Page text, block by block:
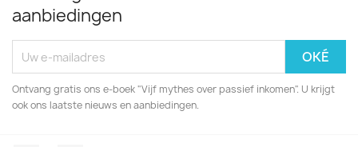
aanbiedingen
Ontvang gratis ons e-boek "Vijf mythes over passief inkomen". U krijgt
ook ons laatste nieuws en aanbiedingen.